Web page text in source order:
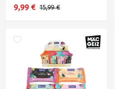
9,99 € 15,99 €